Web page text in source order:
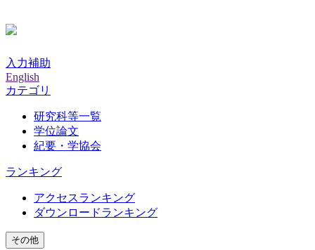
入力補助
English
カテゴリ
研究科等一覧
学位論文
紀要・学協会
ランキング
アクセスランキング
ダウンロードランキング
その他